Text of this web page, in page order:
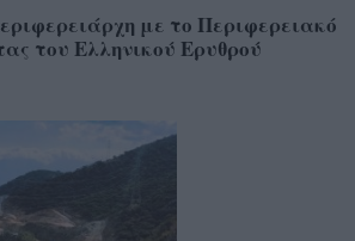
με το Περιφερειακό
του Ελληνικού Ερυθρού